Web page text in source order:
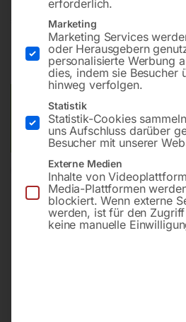
84,00
inkl. MwSt. zzgl.Versandkosten
Lieferzeit:ca. 2 - 3 Tage
Versandkosten Standard
Bitte beachten Sie: Die
Andere Länder können abweichen.
In
erforderlich.
Marketing
Marketing Services
oder Herausgebern
personalisierte Werbung
dies, indem sie Besucher
hinweg verfolgen.
Statistik
Statistik-Cookies
uns Aufschluss darüber
Besucher mit unserer
Externe Medien
Inhalte von
Media-Plattformen
blockiert. Wenn externe
werden, ist für den
keine manuelle